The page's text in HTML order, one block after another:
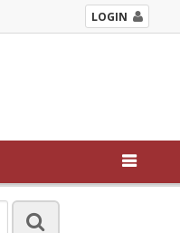
LOGIN